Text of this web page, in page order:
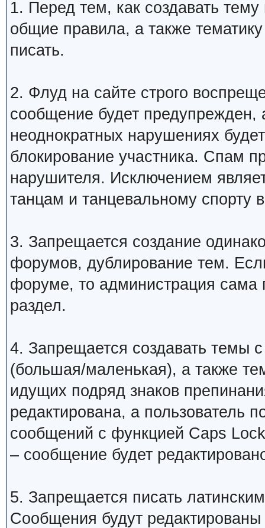
1. Перед тем, как создавать
общие правила, а также
писать.
2. Флуд на сайте строго
сообщение будет
неоднократных нарушениях
блокирование участника. Спам
нарушителя. Исключением
танцам и танцевальному спорту
3. Запрещается создание
форумов, дублирование тем.
форуме, то администрация сама
раздел.
4. Запрещается создавать темы
(большая/маленькая), а также
идущих подряд знаков
редактирована, а пользователь
сообщений с функцией Caps
– сообщение будет
5. Запрещается писать
Сообщения будут